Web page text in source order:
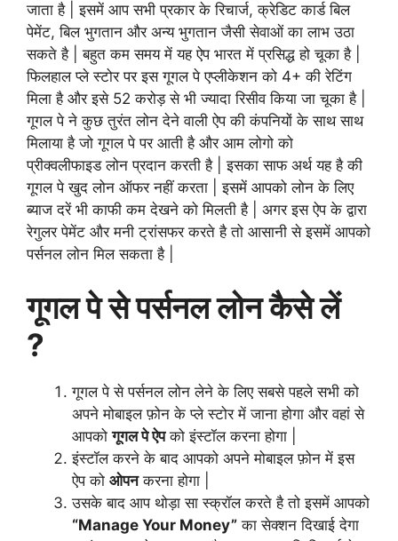
जाता है | इसमें आप सभी प्रकार के रिचार्ज, क्रेडिट कार्ड बिल
पेमेंट, बिल भुगतान और अन्य भुगतान जैसी सेवाओं का लाभ उठा
सकते है | बहुत कम समय में यह ऐप भारत में प्रसिद्ध हो चूका है |
फिलहाल प्ले स्टोर पर इस गूगल पे एप्लीकेशन को 4+ की रेटिंग
मिला है और इसे 52 करोड़ से भी ज्यादा रिसीव किया जा चूका है |
गूगल पे ने कुछ तुरंत लोन देने वाली ऐप की कंपनियों के साथ साथ
मिलाया है जो गूगल पे पर आती है और आम लोगो को
प्रीक्वलीफाइड लोन प्रदान करती है | इसका साफ अर्थ यह है की
गूगल पे खुद लोन ऑफर नहीं करता | इसमें आपको लोन के लिए
ब्याज दरें भी काफी कम देखने को मिलती है | अगर इस ऐप के द्वारा
रेगुलर पेमेंट और मनी ट्रांसफर करते है तो आसानी से इसमें आपको
पर्सनल लोन मिल सकता है |
गूगल पे से पर्सनल लोन कैसे लें
?
गूगल पे से पर्सनल लोन लेने के लिए सबसे पहले सभी को
अपने मोबाइल फ़ोन के प्ले स्टोर में जाना होगा और वहां से
आपकोगूगल पे ऐपको इंस्टॉल करना होगा |
इंस्टॉल करने के बाद आपको अपने मोबाइल फ़ोन में इस
ऐप को ओपनकरना होगा |
उसके बाद आप थोड़ा सा स्क्रॉल करते है तो इसमें आपको
“Manage Your Money” का सेक्शन दिखाई देगा